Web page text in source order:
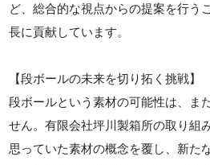
ど、総合的な視点からの提案を行う
長に貢献しています。
【段ボールの未来を切り拓く挑戦】
段ボールという素材の可能性は、ま
せん。有限会社坪川製箱所の取り組
思っていた素材の概念を覆し、新た